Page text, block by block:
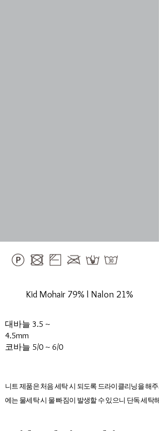
Kid Mohair 79% l Nalon 21%
대바늘 3.5 ~
4.5mm
​코바늘 5/0 ~ 6/0
니트 제품은 처음 세탁 시 되도록 드라이클리닝을 해주
에는 물세탁 시 물 빠짐이 발생할 수 있으니 단독 세탁해